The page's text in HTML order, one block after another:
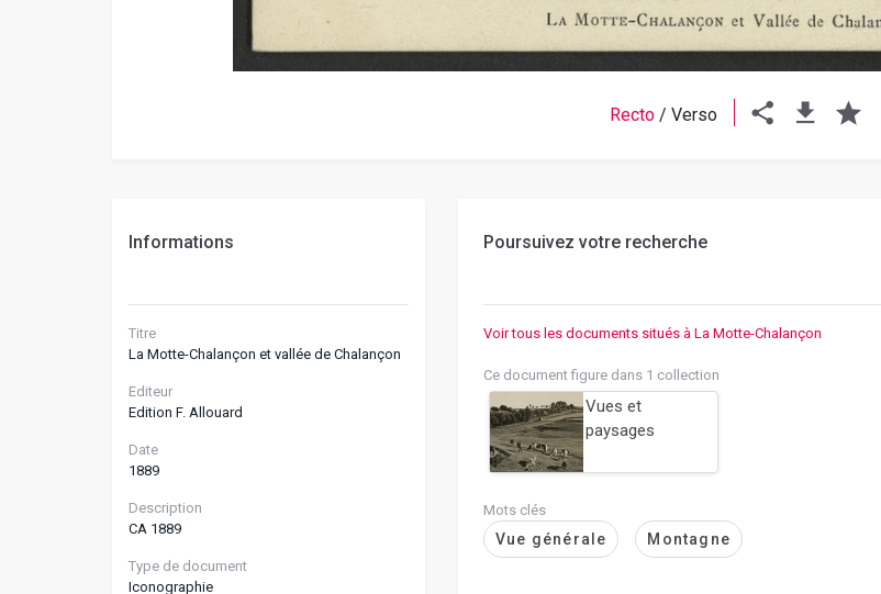
Recto/ Verso
Informations
Titre
La Motte-Chalançon et vallée de Chalançon
Editeur
Edition F. Allouard
Date
1889
Description
CA 1889
Type de document
Iconographie
Poursuivez votre recherche
Voir tous les documents situés à La Motte-Chalançon
Ce document figure dans 1 collection
Vues et
paysages
Mots clés
Vue générale Montagne